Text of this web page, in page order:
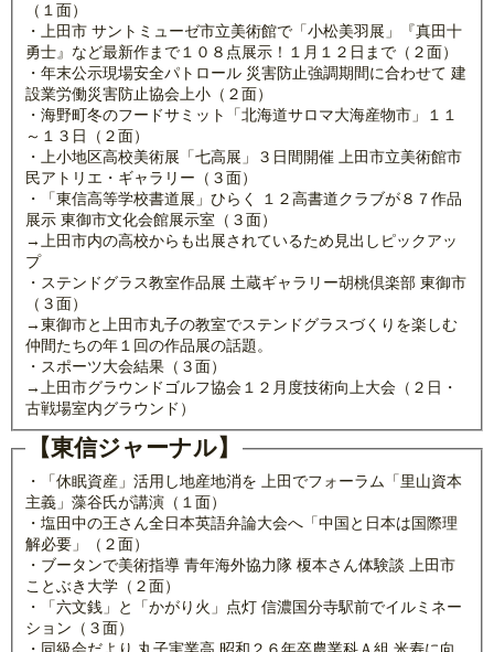
（１面）
・上田市 サントミューゼ市立美術館で「小松美羽展」『真田十
勇士』など最新作まで１０８点展示！１月１２日まで（２面）
・年末公示現場安全パトロール 災害防止強調期間に合わせて 建
設業労働災害防止協会上小（２面）
・海野町冬のフードサミット「北海道サロマ大海産物市」１１
～１３日（２面）
・上小地区高校美術展「七高展」３日間開催 上田市立美術館市
民アトリエ・ギャラリー（３面）
・「東信高等学校書道展」ひらく １２高書道クラブが８７作品
展示 東御市文化会館展示室（３面）
→上田市内の高校からも出展されているため見出しピックアッ
プ
・ステンドグラス教室作品展 土蔵ギャラリー胡桃倶楽部 東御市
（３面）
→東御市と上田市丸子の教室でステンドグラスづくりを楽しむ
仲間たちの年１回の作品展の話題。
・スポーツ大会結果（３面）
→上田市グラウンドゴルフ協会１２月度技術向上大会（２日・
古戦場室内グラウンド）
【東信ジャーナル】
・「休眠資産」活用し地産地消を 上田でフォーラム「里山資本
主義」藻谷氏が講演（１面）
・塩田中の王さん全日本英語弁論大会へ「中国と日本は国際理
解必要」（２面）
・ブータンで美術指導 青年海外協力隊 榎本さん体験談 上田市
ことぶき大学（２面）
・「六文銭」と「かがり火」点灯 信濃国分寺駅前でイルミネー
ション（３面）